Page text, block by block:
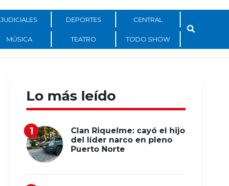
JUDICIALES DEPORTES CENTRAL
MÚSICA TEATRO TODO SHOW
Lo más leído
Clan Riquelme: cayó el hijo
del líder narco en pleno
Puerto Norte